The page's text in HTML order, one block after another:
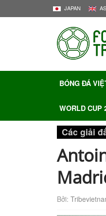
JAPAN
BÓNG ĐÁ
WORLD CUP
Các giải
Bởi: